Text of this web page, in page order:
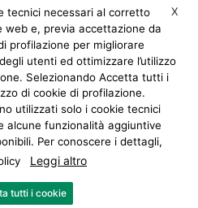
legali
Policy
X
tecnici necessari al corretto
web e, previa accettazione da
profilazione per migliorare
utenti ed ottimizzare l’utilizzo
Selezionando Accetta tutti i
di cookie di profilazione.
utilizzati solo i cookie tecnici
alcune funzionalità aggiuntive
Per conoscere i dettagli,
Leggi altro
tutti i cookie